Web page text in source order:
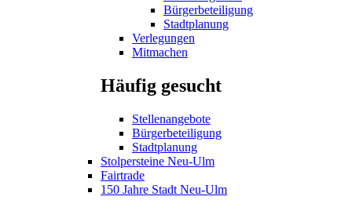
Bürgerbeteiligung
Stadtplanung
Verlegungen
Mitmachen
Häufig gesucht
Stellenangebote
Bürgerbeteiligung
Stadtplanung
Stolpersteine Neu-Ulm
Fairtrade
150 Jahre Stadt Neu-Ulm